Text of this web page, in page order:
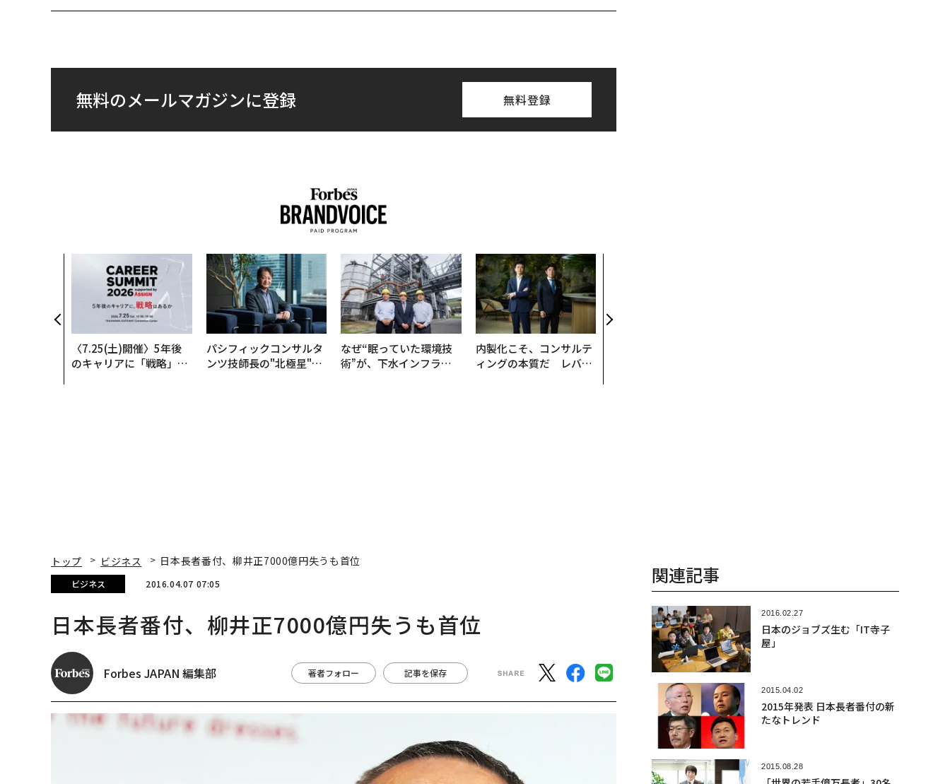
無料のメールマガジンに登録 無料登録
〈7.25(土)開催〉5年後
のキャリアに「戦略」は
パシフィックコンサルタ
ンツ技師長の"北極星"。
なぜ“眠っていた環境技
術”が、下水インフラを
内製化こそ、コンサルテ
ィングの本質だ レバレ
トップ ビジネス 日本長者番付、柳井正7000億円失うも首位
ビジネス 2016.04.07 07:05
日本長者番付、柳井正7000億円失うも首位
Forbes JAPAN 編集部 著者フォロー 記事を保存
関連記事
2016.02.27
日本のジョブズ生む「IT寺子
屋」
2015.04.02
2015年発表 日本長者番付の新
たなトレンド
2015.08.28